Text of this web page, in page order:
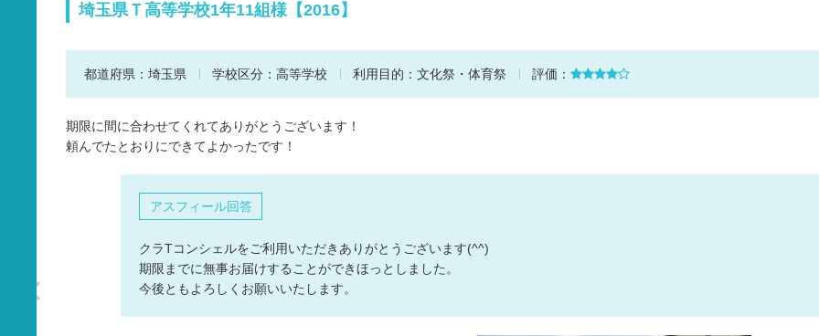
ドライポロシャツ
スウェット・パンツ
部活ウェア・ジャージ
タオル
ード
注文書・
埼玉県Ｔ高等学校1年11組様【2016】
都道府県： 埼玉県 学校区分： 高等学校 利用目的： 文化祭・体育祭 評価：
期限に間に合わせてくれてありがとうございます！
頼んでたとおりにできてよかったです！
アスフィール回答
クラTコンシェルをご利用いただきありがとうございます(^^)
期限までに無事お届けすることができほっとしました。
今後ともよろしくお願いいたします。